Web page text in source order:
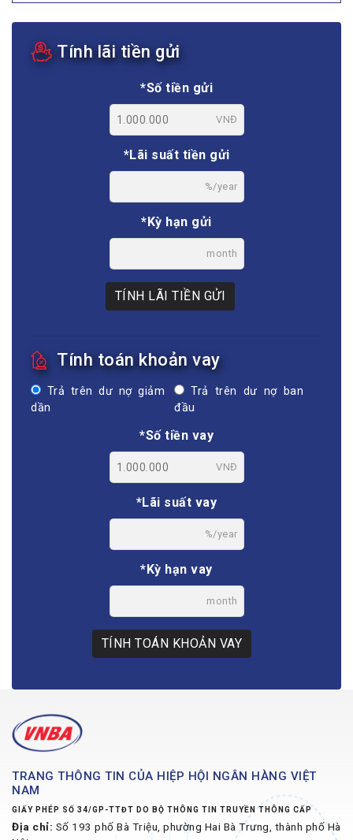
Tính lãi tiền gửi
*Số tiền gửi
VNĐ
*Lãi suất tiền gửi
%/year
*Kỳ hạn gửi
month
TÍNH LÃI TIỀN GỬI
Tính toán khoản vay
Trả trên dư nợ giảm
dần
Trả trên dư nợ ban
đầu
*Số tiền vay
VNĐ
*Lãi suất vay
%/year
*Kỳ hạn vay
month
TÍNH TOÁN KHOẢN VAY
TRANG THÔNG TIN CỦA HIỆP HỘI NGÂN HÀNG VIỆT
NAM
GIẤY PHÉP SỐ 34/GP-TTĐT DO BỘ THÔNG TIN TRUYỀN THÔNG CẤP
Địa chỉ: Số 193 phố Bà Triệu, phường Hai Bà Trưng, thành phố Hà